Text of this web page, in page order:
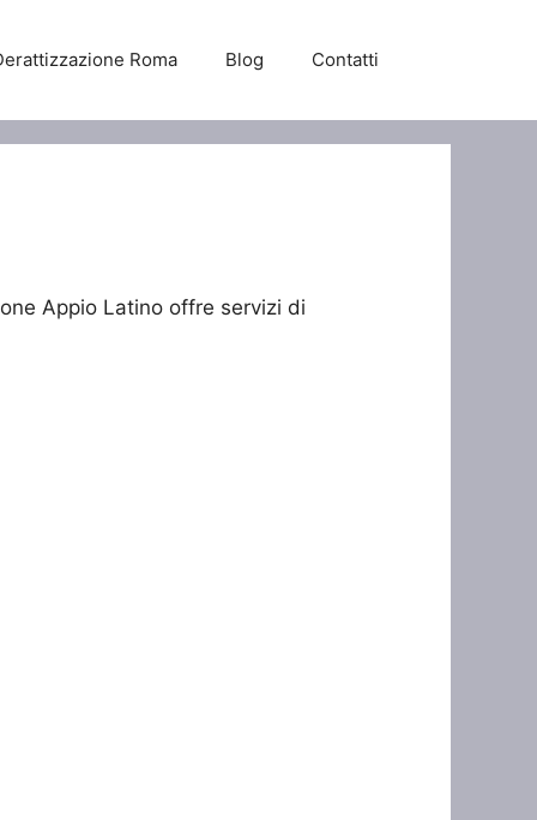
Roma Blog Contatti
Appio Latino offre servizi di